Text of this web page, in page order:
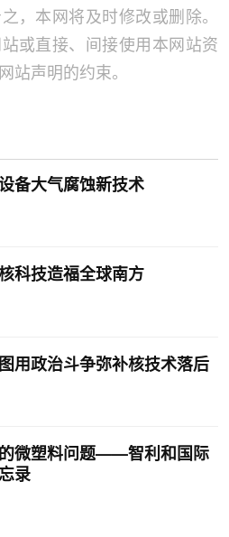
，本网将及时修改或删除。
或直接、间接使用本网站资
站声明的约束。
备大气腐蚀新技术
科技造福全球南方
用政治斗争弥补核技术落后
微塑料问题——智利和国际
录